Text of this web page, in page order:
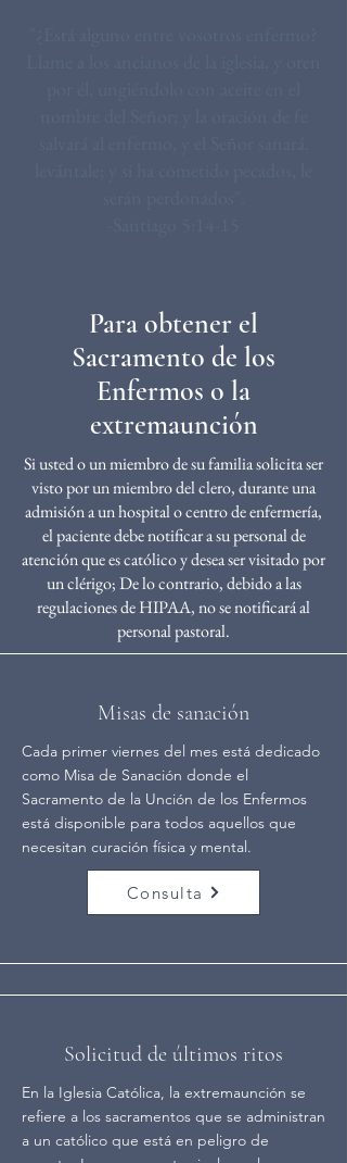
Para obtener el
Sacramento de los
Enfermos o la
extremaunción
Si usted o un miembro de su familia solicita ser
visto por un miembro del clero, durante una
admisión a un hospital o centro de enfermería,
el paciente debe notificar a su personal de
atención que es católico y desea ser visitado por
un clérigo; De lo contrario, debido a las
regulaciones de HIPAA, no se notificará al
personal pastoral.
Misas de sanación
Cada primer viernes del mes está dedicado
como Misa de Sanación donde el
Sacramento de la Unción de los Enfermos
está disponible para todos aquellos que
necesitan curación física y mental.
Consulta
Solicitud de últimos ritos
En la Iglesia Católica, la extremaunción se
refiere a los sacramentos que se administran
a un católico que está en peligro de